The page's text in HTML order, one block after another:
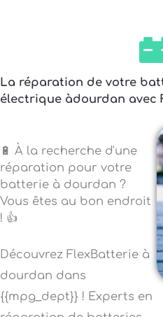
La réparation de votre
électrique àdourdan avec
🔋 À la recherche d'une
réparation pour votre
batterie à dourdan ?
Vous êtes au bon endroit
! 👍
Découvrez FlexBatterie à
dourdan dans
{{mpg_dept}} ! Experts en